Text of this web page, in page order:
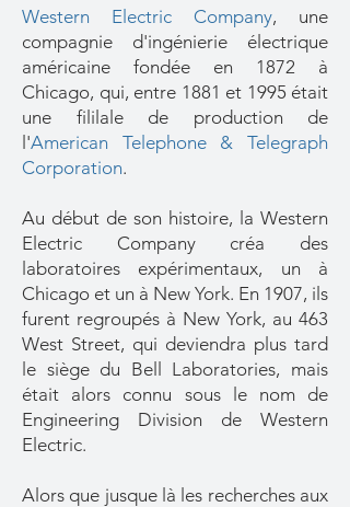
Western Electric Company, une
compagnie d'ingénierie électrique
américaine fondée en 1872 à
Chicago, qui, entre 1881 et 1995 était
une fililale de production de
l'American Telephone & Telegraph
Corporation.
Au début de son histoire, la Western
Electric Company créa des
laboratoires expérimentaux, un à
Chicago et un à New York. En 1907, ils
furent regroupés à New York, au 463
West Street, qui deviendra plus tard
le siège du Bell Laboratories, mais
était alors connu sous le nom de
Engineering Division de Western
Electric.
Alors que jusque là les recherches aux